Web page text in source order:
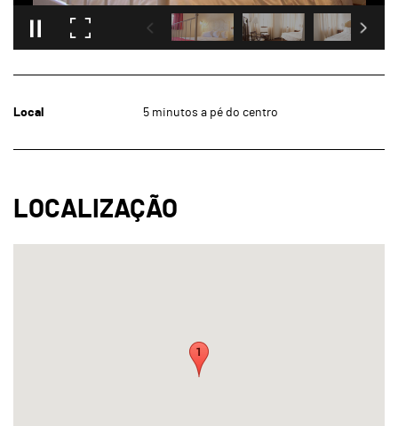
Local 5 minutos a pé do centro